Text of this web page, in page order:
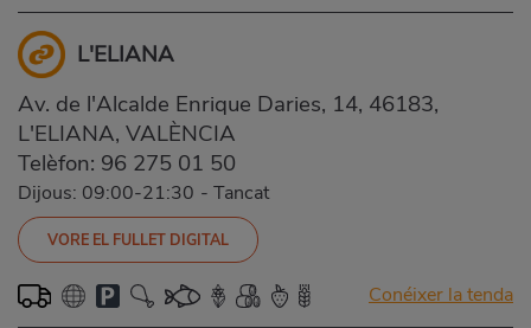
L'ELIANA
Av. de l'Alcalde Enrique Daries, 14, 46183,
L'ELIANA, VALÈNCIA
Telèfon: 96 275 01 50
Dijous: 09:00-21:30 - Tancat
VORE EL FULLET DIGITAL
Conéixer la tenda